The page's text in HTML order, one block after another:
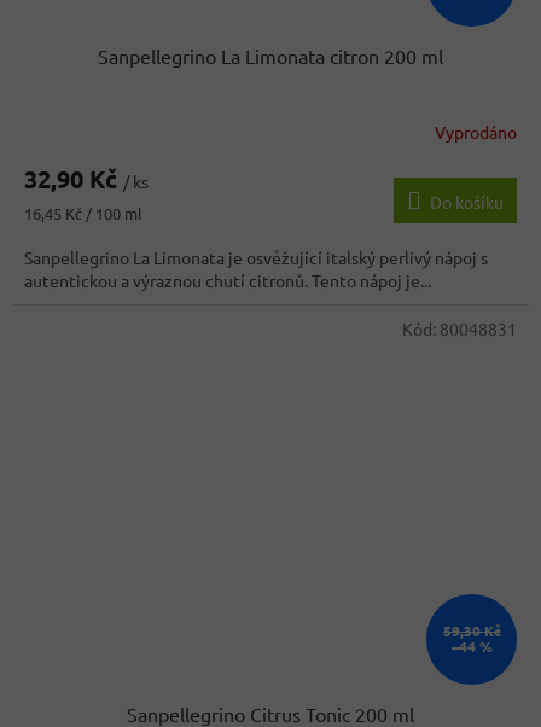
Sanpellegrino La Limonata citron 200 ml
produktu
4,0
z
5
hvězdiček.
Vyprodáno
32,90 Kč / ks
Měrná
16,45 Kč / 100 ml
Do košíku
Sanpellegrino La Limonata je osvěžující italský perlivý nápoj s
autentickou a výraznou chutí citronů. Tento nápoj je...
59,30 Kč
–44 %
Sanpellegrino Citrus Tonic 200 ml
Kód: 80048831